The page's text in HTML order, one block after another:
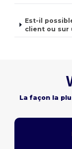
Est-il
client ou sur
La façon la